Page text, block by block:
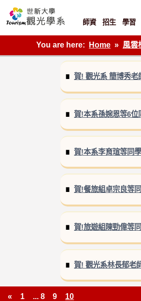
content
世新大學觀光學系網站
師資 招生 學習
You are here: Home 風雲
賀! 觀光系 簡博秀老
賀!本系孫婉恩等6位
賀!本系李育瑄等同
賀!餐旅組卓宗良等
賀!旅遊組陳勁偉等
賀! 觀光系林長郁老
« 1 ... 8 9 10